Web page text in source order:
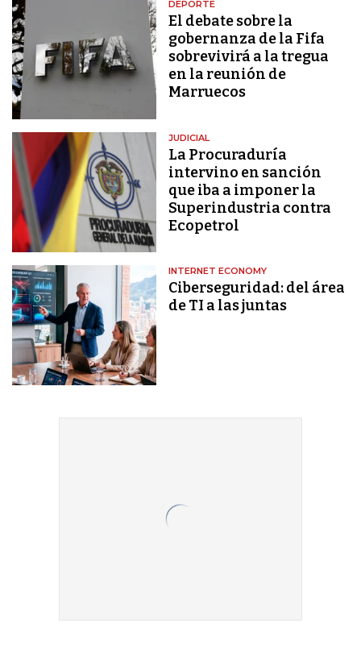
DEPORTE
El debate sobre la
gobernanza de la Fifa
sobrevivirá a la tregua
en la reunión de
Marruecos
JUDICIAL
La Procuraduría
intervino en sanción
que iba a imponer la
Superindustria contra
Ecopetrol
INTERNET ECONOMY
Ciberseguridad: del área
de TI a las juntas